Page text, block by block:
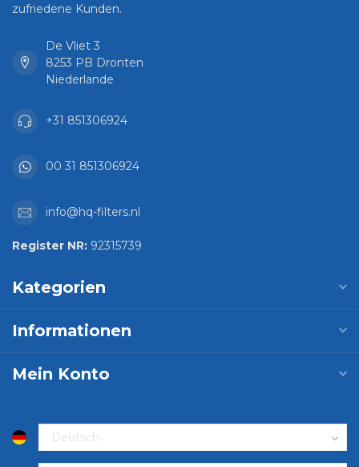
zufriedene Kunden.
De Vliet 3
8253 PB Dronten
Niederlande
+31 851306924
00 31 851306924
info@hq-filters.nl
Register NR: 92315739
Kategorien
Informationen
Mein Konto